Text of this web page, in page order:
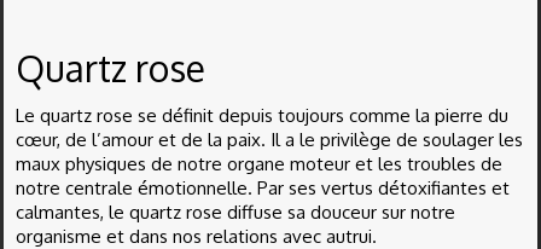
Quartz rose
Le quartz rose se définit depuis toujours comme la pierre du
cœur, de l’amour et de la paix. Il a le privilège de soulager les
maux physiques de notre organe moteur et les troubles de
notre centrale émotionnelle. Par ses vertus détoxifiantes et
calmantes, le quartz rose diffuse sa douceur sur notre
organisme et dans nos relations avec autrui.